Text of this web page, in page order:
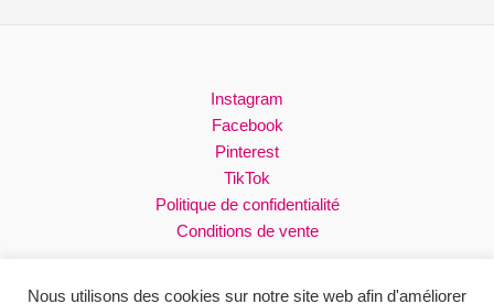
sur
page
produit
Instagram
Facebook
Pinterest
TikTok
Politique de confidentialité
Conditions de vente
Nous utilisons des cookies sur notre site web afin d'améliorer